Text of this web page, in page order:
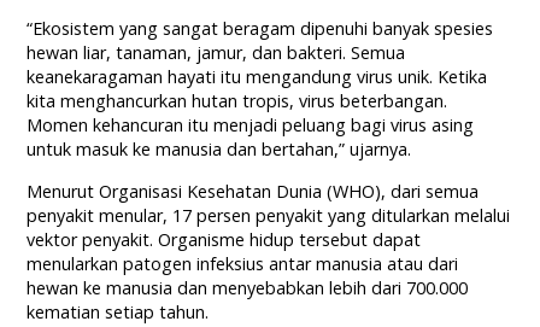
“Ekosistem yang sangat beragam dipenuhi banyak spesies
hewan liar, tanaman, jamur, dan bakteri. Semua
keanekaragaman hayati itu mengandung virus unik. Ketika
kita menghancurkan hutan tropis, virus beterbangan.
Momen kehancuran itu menjadi peluang bagi virus asing
untuk masuk ke manusia dan bertahan,” ujarnya.
Menurut Organisasi Kesehatan Dunia (WHO), dari semua
penyakit menular, 17 persen penyakit yang ditularkan melalui
vektor penyakit. Organisme hidup tersebut dapat
menularkan patogen infeksius antar manusia atau dari
hewan ke manusia dan menyebabkan lebih dari 700.000
kematian setiap tahun.